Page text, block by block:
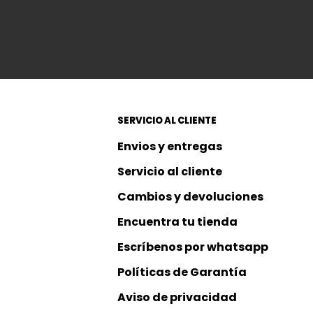
SERVICIO AL CLIENTE
Envios y entregas
Servicio al cliente
Cambios y devoluciones
Encuentra tu tienda
Escríbenos por whatsapp
Políticas de Garantía
Aviso de privacidad